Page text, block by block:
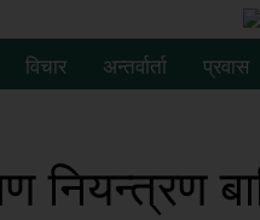
विचार अन्तर्वार्ता प्रवास
नियन्त्रण